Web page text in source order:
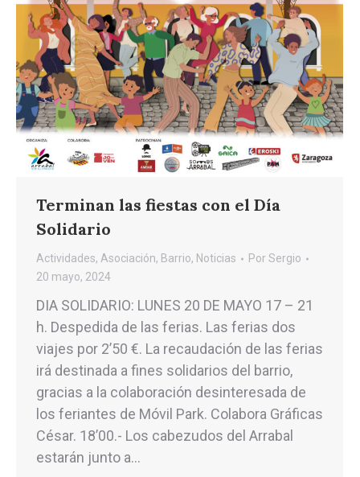
Terminan las fiestas con el Día
Solidario
Actividades, Asociación, Barrio, Noticias PorSergio
20 mayo, 2024
DIA SOLIDARIO: LUNES 20 DE MAYO 17 – 21
h. Despedida de las ferias. Las ferias dos
viajes por 2’50 €. La recaudación de las ferias
irá destinada a fines solidarios del barrio,
gracias a la colaboración desinteresada de
los feriantes de Móvil Park. Colabora Gráficas
César. 18’00.- Los cabezudos del Arrabal
estarán junto a…